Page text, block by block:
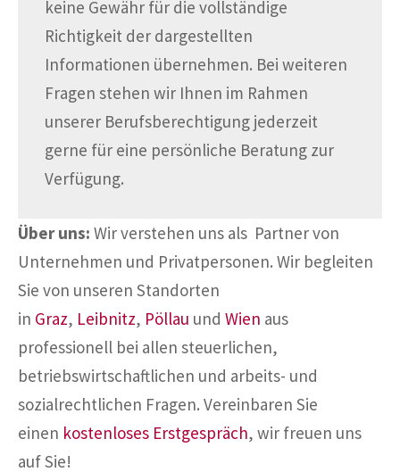
keine Gewähr für die vollständige
Richtigkeit der dargestellten
Informationen übernehmen. Bei weiteren
Fragen stehen wir Ihnen im Rahmen
unserer Berufsberechtigung jederzeit
gerne für eine persönliche Beratung zur
Verfügung.
Über uns: Wir verstehen uns als Partner von
Unternehmen und Privatpersonen. Wir begleiten
Sie von unseren Standorten
in Graz, Leibnitz, Pöllau und Wien aus
professionell bei allen steuerlichen,
betriebswirtschaftlichen und arbeits- und
sozialrechtlichen Fragen. Vereinbaren Sie
einen kostenloses Erstgespräch, wir freuen uns
auf Sie!